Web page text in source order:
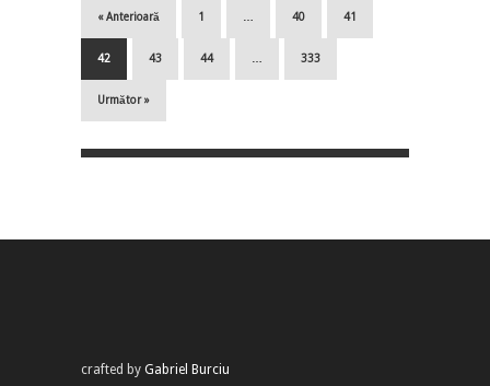
« Anterioară 1 40 41
42 43 44 333
Următor »
crafted by Gabriel Burciu